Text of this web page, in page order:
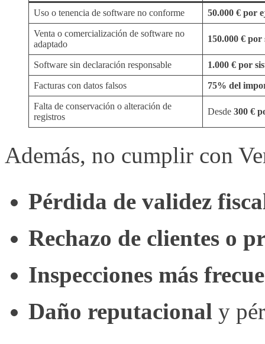
Uso o tenencia de software no conforme 50.000 € por
Venta o comercialización de software no
adaptado
150.000 € por
Software sin declaración responsable 1.000 € por
Facturas con datos falsos 75% del
Falta de conservación o alteración de
registros
Desde 300 €
Además, no cumplir con
Pérdida de validez
Rechazo de clientes o
Inspecciones más
Daño reputacional y